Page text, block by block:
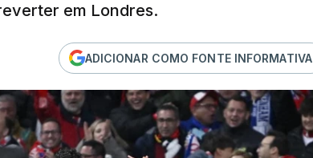
em Londres.
ADICIONAR COMO FONTE INFORMATIVA